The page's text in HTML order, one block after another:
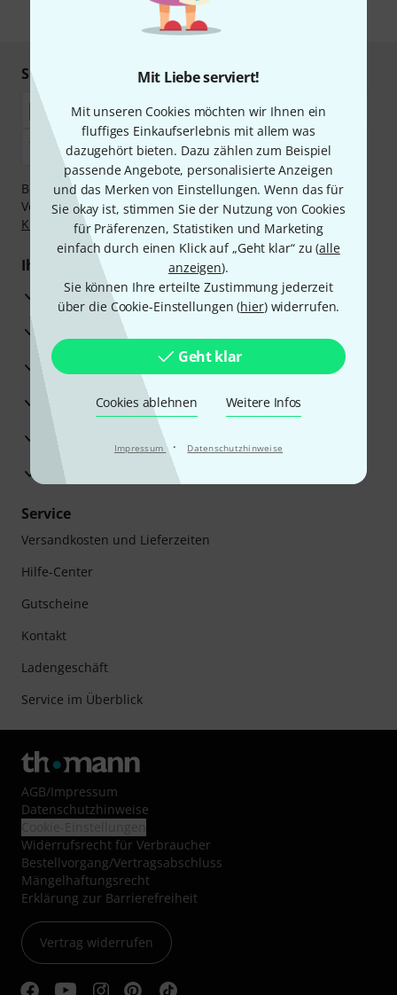
Mit Liebe serviert!
Mit unseren Cookies möchten wir Ihnen ein
fluffiges Einkaufserlebnis mit allem was
dazugehört bieten. Dazu zählen zum Beispiel
passende Angebote, personalisierte Anzeigen
und das Merken von Einstellungen. Wenn das für
Sie okay ist, stimmen Sie der Nutzung von Cookies
für Präferenzen, Statistiken und Marketing
einfach durch einen Klick auf „Geht klar“ zu (alle
anzeigen).
Sie können Ihre erteilte Zustimmung jederzeit
über die Cookie-Einstellungen (hier) widerrufen.
Geht klar
Cookies ablehnen Weitere Infos
Impressum · Datenschutzhinweise
* Pflichtfeld
Sicher einkaufen & bezahlen
Bezahlen Sie vertraulich und sicher per Nachnahme,
Vorkasse, PayPal, Amazon Pay,Klarna Sofort bezahlen,
Klarna Ratenzahlungoder Kreditkarte.
Ihre Vorteile
3 Jahre Thomann Garantie
30 Tage Money-Back-Garantie
Reparaturservice
Beratung durch Fachexperten
Zufriedenheitsgarantie
Europas größtes Versandlager
Service
Versandkosten und Lieferzeiten
Hilfe-Center
Gutscheine
Kontakt
Ladengeschäft
Service im Überblick
AGB/Impressum
Datenschutzhinweise
Widerrufsrecht für Verbraucher
Bestellvorgang/Vertragsabschluss
Mängelhaftungsrecht
Erklärung zur Barrierefreiheit
Vertrag widerrufen